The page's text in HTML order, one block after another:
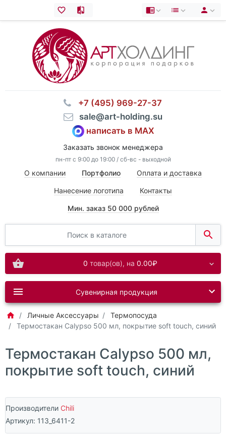
⠀+7 (495) 969-27-37
⠀sale@art-holding.su
написать в MAX
Заказать звонок менеджера
пн-пт с 9:00 до 19:00 / сб-вс - выходной
О компании Портфолио Оплата и доставка
Нанесение логотипа Контакты
Мин. заказ 50 000 рублей
0 товар(ов), на 0.00₽
Сувенирная продукция
Личные Аксессуары
Термопосуда
Термостакан Calypso 500 мл, покрытие soft touch, синий
Термостакан Calypso 500 мл,
покрытие soft touch, синий
Производители Chili
Артикул: 113_6411-2